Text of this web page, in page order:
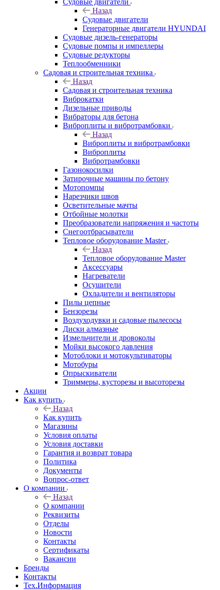
Судовые двигатели
Назад
Судовые двигатели
Генераторные двигатели HYUNDAI
Судовые дизель-генераторы
Судовые помпы и импеллеры
Судовые редукторы
Теплообменники
Садовая и строительная техника
Назад
Садовая и строительная техника
Виброкатки
Дизельные приводы
Вибраторы для бетона
Виброплиты и вибротрамбовки
Назад
Виброплиты и вибротрамбовки
Виброплиты
Вибротрамбовки
Газонокосилки
Затирочные машины по бетону
Мотопомпы
Нарезчики швов
Осветительные мачты
Отбойные молотки
Преобразователи напряжения и частоты
Снегоотбрасыватели
Тепловое оборудование Master
Назад
Тепловое оборудование Master
Аксессуары
Нагреватели
Осушители
Охладители и вентиляторы
Пилы цепные
Бензорезы
Воздуходувки и садовые пылесосы
Диски алмазные
Измельчители и дровоколы
Мойки высокого давления
Мотоблоки и мотокультиваторы
Мотобуры
Опрыскиватели
Триммеры, кусторезы и высоторезы
Акции
Как купить
Назад
Как купить
Магазины
Условия оплаты
Условия доставки
Гарантия и возврат товара
Политика
Документы
Вопрос-ответ
О компании
Назад
О компании
Реквизиты
Отделы
Новости
Контакты
Сертификаты
Вакансии
Бренды
Контакты
Тех.Информация